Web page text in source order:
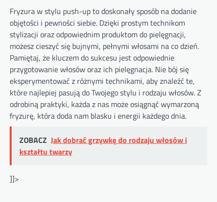
Fryzura w stylu push-up to doskonały sposób na dodanie
objętości i pewności siebie. Dzięki prostym technikom
stylizacji oraz odpowiednim produktom do pielęgnacji,
możesz cieszyć się bujnymi, pełnymi włosami na co dzień.
Pamiętaj, że kluczem do sukcesu jest odpowiednie
przygotowanie włosów oraz ich pielęgnacja. Nie bój się
eksperymentować z różnymi technikami, aby znaleźć te,
które najlepiej pasują do Twojego stylu i rodzaju włosów. Z
odrobiną praktyki, każda z nas może osiągnąć wymarzoną
fryzurę, która doda nam blasku i energii każdego dnia.
ZOBACZ Jak dobrać grzywkę do rodzaju włosów i
kształtu twarzy
]]>